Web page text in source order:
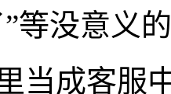
等没意义
当成客服